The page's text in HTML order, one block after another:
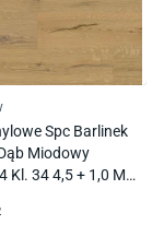
Spc Barlinek
Miodowy
Kl. 34 4,5 + 1,0 Mm